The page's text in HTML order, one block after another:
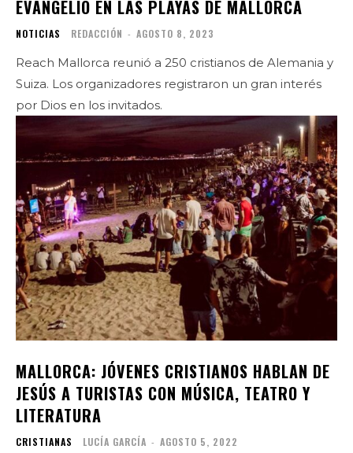
EVANGELIO EN LAS PLAYAS DE MALLORCA
NOTICIAS REDACCIÓN - AGOSTO 8, 2023
Reach Mallorca reunió a 250 cristianos de Alemania y
Suiza. Los organizadores registraron un gran interés
por Dios en los invitados.
MALLORCA: JÓVENES CRISTIANOS HABLAN DE
JESÚS A TURISTAS CON MÚSICA, TEATRO Y
LITERATURA
CRISTIANAS LUCÍA GARCÍA - AGOSTO 5, 2022